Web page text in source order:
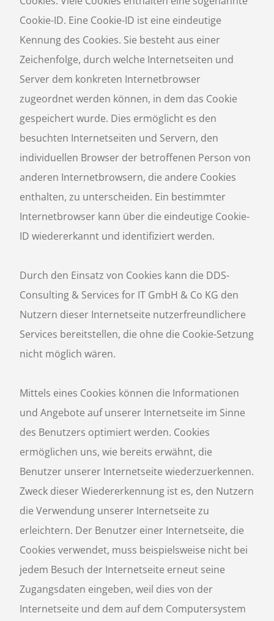
Cookie-ID. Eine Cookie-ID ist eine eindeutige
Kennung des Cookies. Sie besteht aus einer
Zeichenfolge, durch welche Internetseiten und
Server dem konkreten Internetbrowser
zugeordnet werden können, in dem das Cookie
gespeichert wurde. Dies ermöglicht es den
besuchten Internetseiten und Servern, den
individuellen Browser der betroffenen Person von
anderen Internetbrowsern, die andere Cookies
enthalten, zu unterscheiden. Ein bestimmter
Internetbrowser kann über die eindeutige Cookie-
ID wiedererkannt und identifiziert werden.
Durch den Einsatz von Cookies kann die DDS-
Consulting & Services for IT GmbH & Co KG den
Nutzern dieser Internetseite nutzerfreundlichere
Services bereitstellen, die ohne die Cookie-Setzung
nicht möglich wären.
Mittels eines Cookies können die Informationen
und Angebote auf unserer Internetseite im Sinne
des Benutzers optimiert werden. Cookies
ermöglichen uns, wie bereits erwähnt, die
Benutzer unserer Internetseite wiederzuerkennen.
Zweck dieser Wiedererkennung ist es, den Nutzern
die Verwendung unserer Internetseite zu
erleichtern. Der Benutzer einer Internetseite, die
Cookies verwendet, muss beispielsweise nicht bei
jedem Besuch der Internetseite erneut seine
Zugangsdaten eingeben, weil dies von der
Internetseite und dem auf dem Computersystem